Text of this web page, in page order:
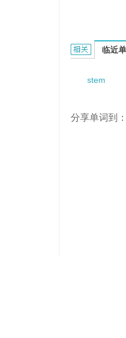
stem- 临近
stem
分享单词到：